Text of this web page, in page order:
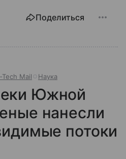
Поделиться
Tech Mail Наука
Южной
нанесли
потоки